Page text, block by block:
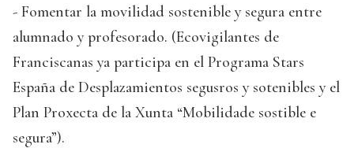
- Fomentar la movilidad sostenible y segura entre
alumnado y profesorado. (Ecovigilantes de
Franciscanas ya participa en el Programa Stars
España de Desplazamientos segusros y sotenibles y el
Plan Proxecta de la Xunta “Mobilidade sostible e
segura”).